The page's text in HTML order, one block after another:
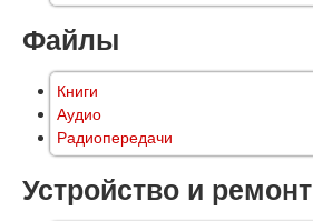
Файлы
Книги
Аудио
Радиопередачи
Устройство и ремонт